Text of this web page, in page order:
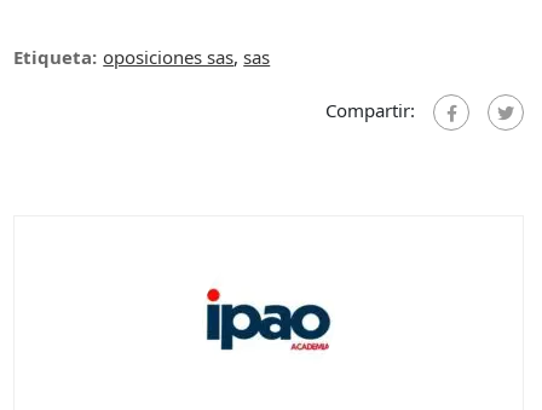
Etiqueta: oposiciones sas,sas
Compartir: